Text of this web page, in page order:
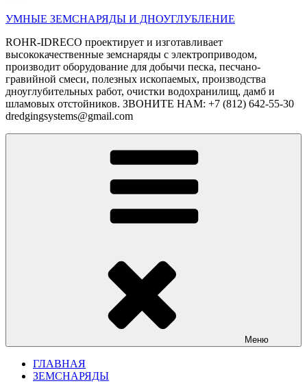
УМНЫЕ ЗЕМСНАРЯДЫ И ДНОУГЛУБЛЕНИЕ
ROHR-IDRECO проектирует и изготавливает
высококачественные земснаряды с электроприводом,
производит оборудование для добычи песка, песчано-
гравийной смеси, полезных ископаемых, производства
дноуглубительных работ, очистки водохранилищ, дамб и
шламовых отстойников. ЗВОНИТЕ НАМ: +7 (812) 642-55-30
dredgingsystems@gmail.com
Меню
ГЛАВНАЯ
ЗЕМСНАРЯДЫ